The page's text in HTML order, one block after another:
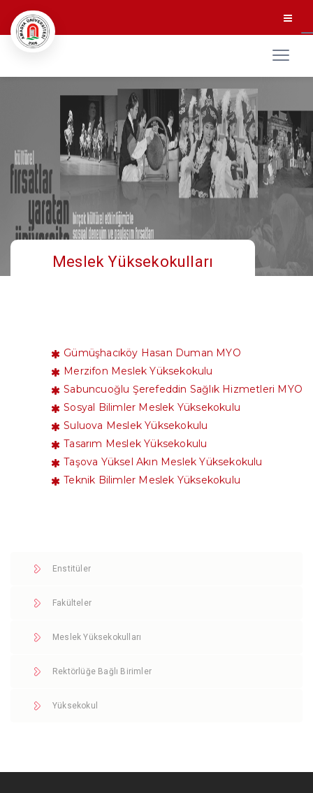
Meslek Yüksekokulları
Gümüşhacıköy Hasan Duman MYO
Merzifon Meslek Yüksekokulu
Sabuncuoğlu Şerefeddin Sağlık Hizmetleri MYO
Sosyal Bilimler Meslek Yüksekokulu
Suluova Meslek Yüksekokulu
Tasarım Meslek Yüksekokulu
Taşova Yüksel Akın Meslek Yüksekokulu
Teknik Bilimler Meslek Yüksekokulu
Enstitüler
Fakülteler
Meslek Yüksekokulları
Rektörlüğe Bağlı Birimler
Yüksekokul